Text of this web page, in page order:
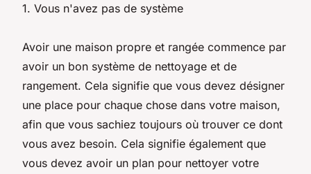
1. Vous n'avez pas de système
Avoir une maison propre et rangée commence par
avoir un bon système de nettoyage et de
rangement. Cela signifie que vous devez désigner
une place pour chaque chose dans votre maison,
afin que vous sachiez toujours où trouver ce dont
vous avez besoin. Cela signifie également que
vous devez avoir un plan pour nettoyer votre